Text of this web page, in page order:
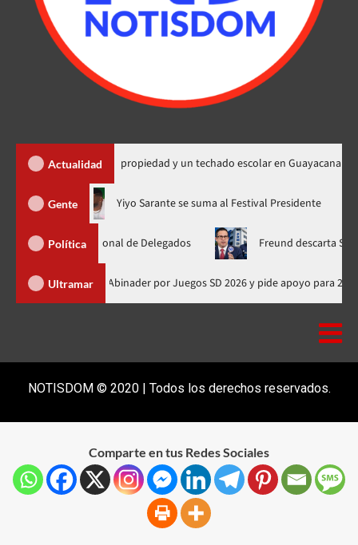
Actualidad
450 títulos de propiedad y un techado escolar en Guayacanal
Gente
en nuevo horario Yiyo Sarante se suma al Festival
Política
Nacional de Delegados Freund descarta Secretaría de
Ultramar
Presidente de Honduras felicita a Abinader por Juegos SD 2026 y pide
NOTISDOM © 2020 | Todos los derechos reservados.
Comparte en tus Redes Sociales